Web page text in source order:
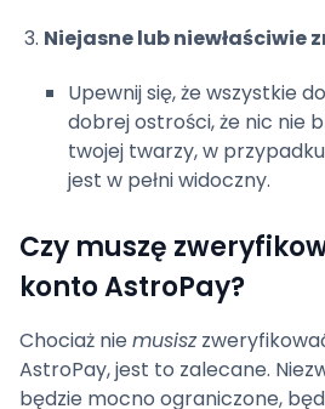
Niejasne lub niewłaściwie
Upewnij się, że wszystkie
dobrej ostrości, że nic nie
twojej twarzy, w
jest w pełni widoczny.
Czy muszę
konto AstroPay?
Chociaż nie musisz
AstroPay, jest to zalecane.
będzie mocno ograniczone,